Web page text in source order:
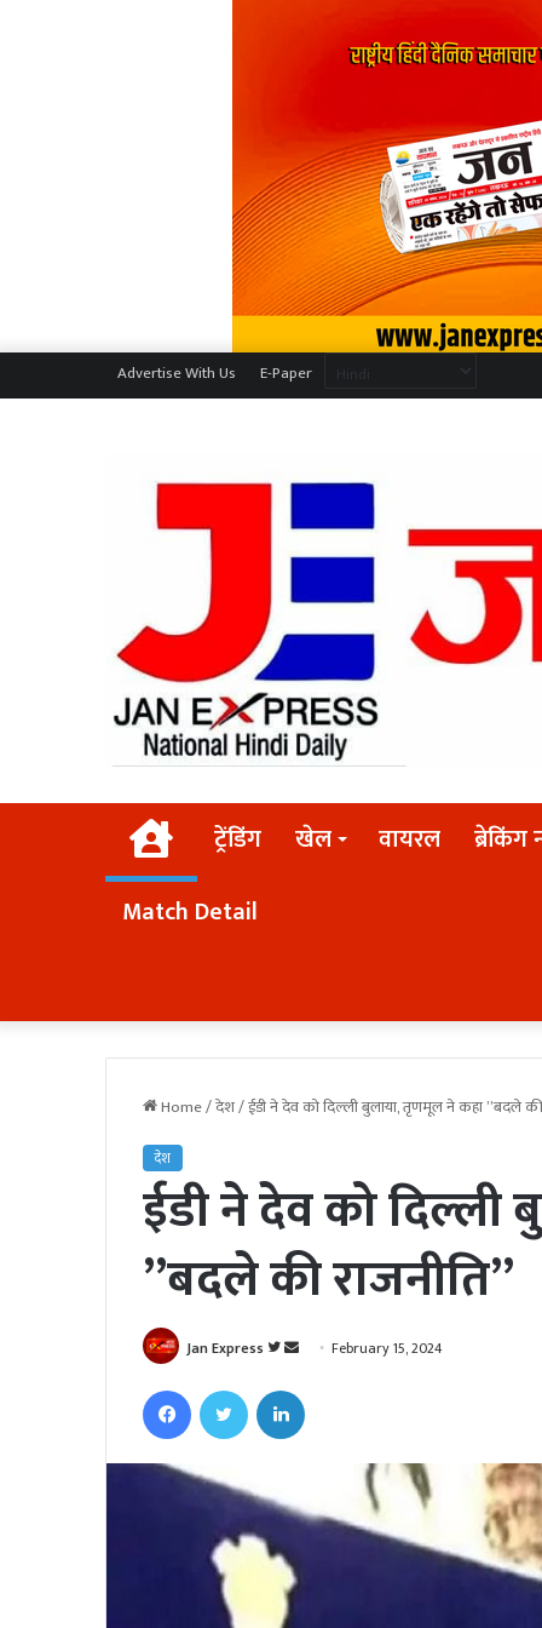
Advertise With Us E-Paper
Homeट्रेंडिंग खेल वायरल ब्रेकिंग
Match Detail
Home/देश/ईडी ने देव को दिल्ली बुलाया, तृणमूल ने कहा ”बदले की
देश
ईडी ने देव को
”बदले की राजनीति”
Jan Express
F
l
l
o
n
T
w
n
d
e
February 15, 2024